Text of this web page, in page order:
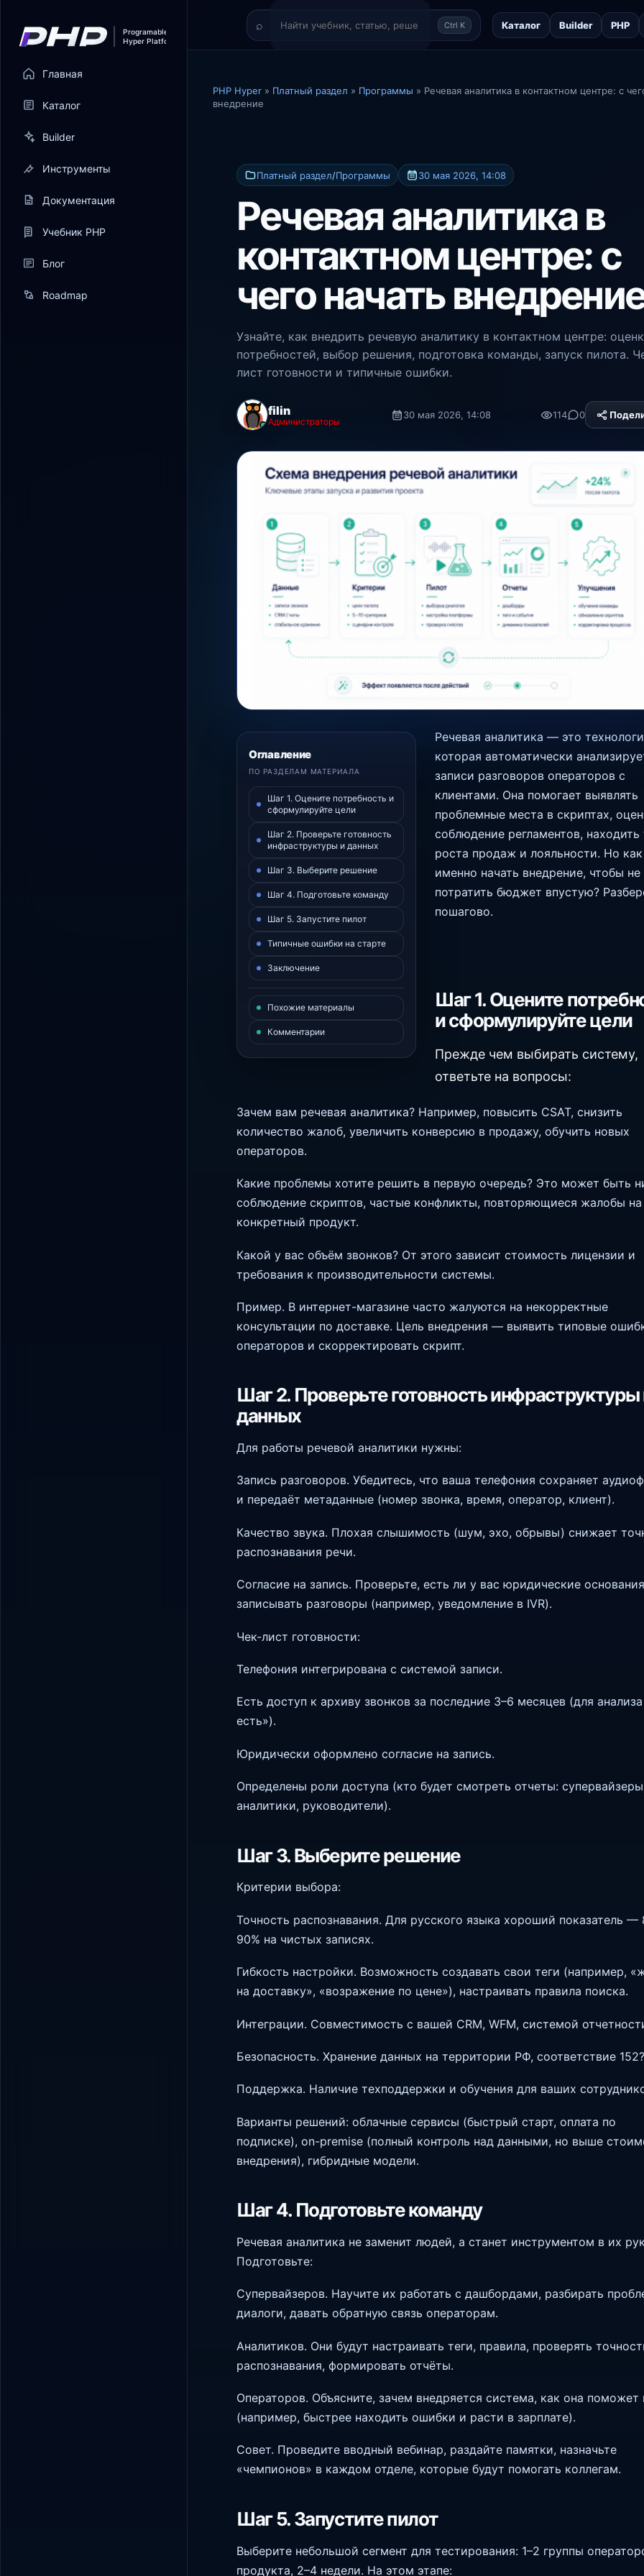
Главная
Каталог
Builder
Инструменты
Документация
Учебник PHP
Блог
Roadmap
Ctrl K Каталог Builder PHP
PHP Hyper » Платный раздел » Программы » Речевая аналитика в контактном центре: с
внедрение
Платный раздел/Программы 30 мая 2026, 14:08
Речевая аналитика в
контактном центре: с
чего начать
Узнайте, как внедрить речевую аналитику в контактном центре:
потребностей, выбор решения, подготовка команды, запуск пилота.
лист готовности и типичные ошибки.
filin
Администраторы
30 мая 2026, 14:08 114 0
Оглавление
ПО РАЗДЕЛАМ МАТЕРИАЛА
Шаг 1. Оцените потребность и
сформулируйте цели
Шаг 2. Проверьте готовность
инфраструктуры и данных
Шаг 3. Выберите решение
Шаг 4. Подготовьте команду
Шаг 5. Запустите пилот
Типичные ошибки на старте
Заключение
Похожие материалы
Комментарии
Речевая аналитика — это
которая автоматически
записи разговоров операторов с
клиентами. Она помогает выявлять
проблемные места в скриптах,
соблюдение регламентов, находить
роста продаж и лояльности. Но как
именно начать внедрение, чтобы не
потратить бюджет впустую?
пошагово.
Шаг 1. Оцените
и сформулируйте цели
Прежде чем выбирать систему,
ответьте на вопросы:
Зачем вам речевая аналитика? Например, повысить CSAT, снизить
количество жалоб, увеличить конверсию в продажу, обучить новых
операторов.
Какие проблемы хотите решить в первую очередь? Это может быть
соблюдение скриптов, частые конфликты, повторяющиеся жалобы на
конкретный продукт.
Какой у вас объём звонков? От этого зависит стоимость лицензии и
требования к производительности системы.
Пример. В интернет-магазине часто жалуются на некорректные
консультации по доставке. Цель внедрения — выявить типовые
операторов и скорректировать скрипт.
Шаг 2. Проверьте готовность инфраструктуры
данных
Для работы речевой аналитики нужны:
Запись разговоров. Убедитесь, что ваша телефония сохраняет
и передаёт метаданные (номер звонка, время, оператор, клиент).
Качество звука. Плохая слышимость (шум, эхо, обрывы) снижает
распознавания речи.
Согласие на запись. Проверьте, есть ли у вас юридические основания
записывать разговоры (например, уведомление в IVR).
Чек-лист готовности:
Телефония интегрирована с системой записи.
Есть доступ к архиву звонков за последние 3–6 месяцев (для
есть»).
Юридически оформлено согласие на запись.
Определены роли доступа (кто будет смотреть отчеты:
аналитики, руководители).
Шаг 3. Выберите решение
Критерии выбора:
Точность распознавания. Для русского языка хороший показатель —
90% на чистых записях.
Гибкость настройки. Возможность создавать свои теги (например,
на доставку», «возражение по цене»), настраивать правила поиска.
Интеграции. Совместимость с вашей CRM, WFM, системой
Безопасность. Хранение данных на территории РФ, соответствие
Поддержка. Наличие техподдержки и обучения для ваших
Варианты решений: облачные сервисы (быстрый старт, оплата по
подписке), on-premise (полный контроль над данными, но выше
внедрения), гибридные модели.
Шаг 4. Подготовьте команду
Речевая аналитика не заменит людей, а станет инструментом в их
Подготовьте:
Супервайзеров. Научите их работать с дашбордами, разбирать
диалоги, давать обратную связь операторам.
Аналитиков. Они будут настраивать теги, правила, проверять
распознавания, формировать отчёты.
Операторов. Объясните, зачем внедряется система, как она поможет
(например, быстрее находить ошибки и расти в зарплате).
Совет. Проведите вводный вебинар, раздайте памятки, назначьте
«чемпионов» в каждом отделе, которые будут помогать коллегам.
Шаг 5. Запустите пилот
Выберите небольшой сегмент для тестирования: 1–2 группы
продукта, 2–4 недели. На этом этапе: